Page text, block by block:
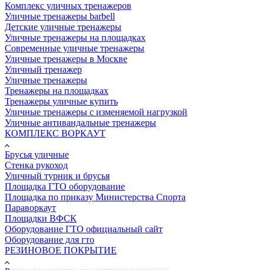
Комплекс уличных тренажеров
Уличные тренажеры barbell
Детские уличные тренажеры
Уличные тренажеры на площадках
Современные уличные тренажеры
Уличные тренажеры в Москве
Уличный тренажер
Уличные тренажеры
Тренажеры на площадках
Тренажеры уличные купить
Уличные тренажеры с изменяемой нагрузкой
Уличные антивандальные тренажеры
КОМПЛЕКС ВОРКАУТ
Брусья уличные
Стенка рукоход
Уличный турник и брусья
Площадка ГТО оборудование
Площадка по приказу Министерства Спорта
Параворкаут
Площадки ВФСК
Оборудование ГТО официальный сайт
Оборудование для гто
РЕЗИНОВОЕ ПОКРЫТИЕ